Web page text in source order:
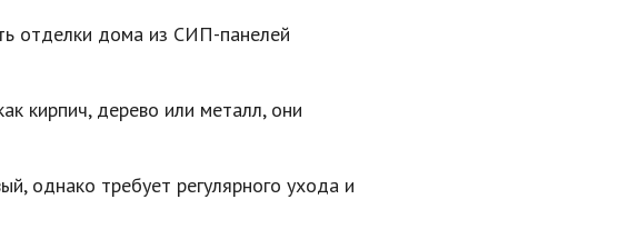
отделки дома из СИП-панелей
кирпич, дерево или металл, они
однако требует регулярного ухода и